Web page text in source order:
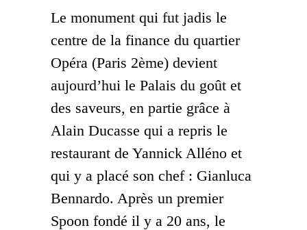
Le monument qui fut jadis le
centre de la finance du quartier
Opéra (Paris 2ème) devient
aujourd’hui le Palais du goût et
des saveurs, en partie grâce à
Alain Ducasse qui a repris le
restaurant de Yannick Alléno et
qui y a placé son chef : Gianluca
Bennardo. Après un premier
Spoon fondé il y a 20 ans, le